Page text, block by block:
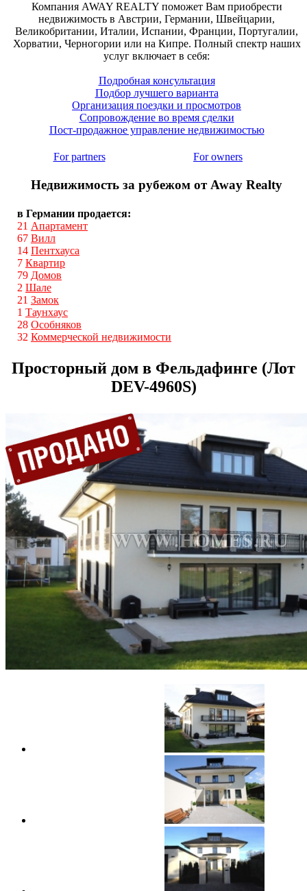
Компания AWAY REALTY поможет Вам приобрести
недвижимость в Австрии, Германии, Швейцарии,
Великобритании, Италии, Испании, Франции, Португалии,
Хорватии, Черногории или на Кипре. Полный спектр наших
услуг включает в себя:
Подробная консультация
Подбор лучшего варианта
Организация поездки и просмотров
Сопровождение во время сделки
Пост-продажное управление недвижимостью
For partners For owners
Недвижимость за рубежом от Away Realty
в Германии продается:
21 Апартамент
67 Вилл
14 Пентхауса
7 Квартир
79 Домов
2 Шале
21 Замок
1 Таунхаус
28 Особняков
32 Коммерческой недвижимости
Просторный дом в Фельдафинге (Лот
DEV-4960S)